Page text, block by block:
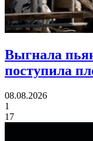
Выгнала
поступила
08.08.2026
1
17